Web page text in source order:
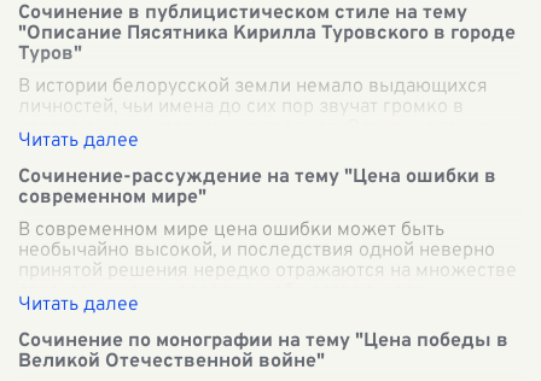
Сочинение в публицистическом стиле на тему
"Описание Пясятника Кирилла Туровского в городе
Туров"
В истории белорусской земли немало выдающихся
личностей, чьи имена до сих пор звучат громко в
пестреющем музее наших предков. Одним из таких
деятелей, несомненно, является Кирилл Т
Сочинение-рассуждение на тему "Цена ошибки в
современном мире"
В современном мире цена ошибки может быть
необычайно высокой, и последствия одной неверно
принятой решения нередко отражаются на множестве
аспектах жизни человека и общества в цело
Сочинение по монографии на тему "Цена победы в
Великой Отечественной войне"